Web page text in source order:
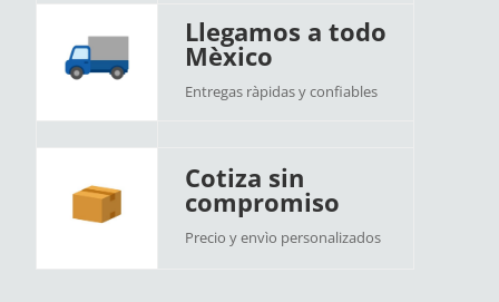
Llegamos a todo
Mèxico
Entregas ràpidas y confiables
Cotiza sin
compromiso
Precio y envìo personalizados